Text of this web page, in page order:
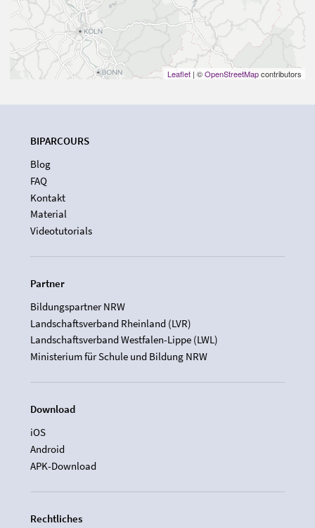
Leaflet | ©OpenStreetMapcontributors
BIPARCOURS
Blog
FAQ
Kontakt
Material
Videotutorials
Partner
Bildungspartner NRW
Landschaftsverband Rheinland (LVR)
Landschaftsverband Westfalen-Lippe (LWL)
Ministerium für Schule und Bildung NRW
Download
iOS
Android
APK-Download
Rechtliches